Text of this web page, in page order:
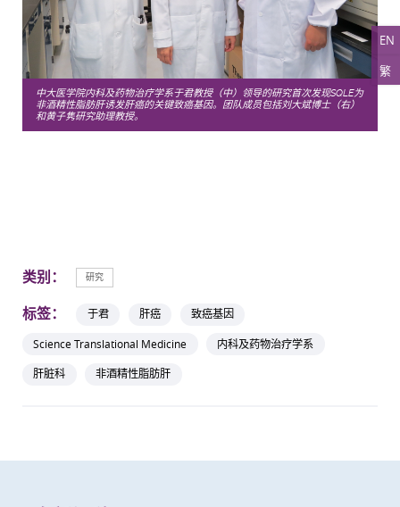
EN
繁
中大医学院内科及药物治疗学系于君教授（中）领导的研究首次发现SQLE为
非酒精性脂肪肝诱发肝癌的关键致癌基因。团队成员包括刘大斌博士（右）
和黄子隽研究助理教授。
类别： 研究
标签： 于君 肝癌
致癌基因
Science Translational Medicine
内科及药物治疗学系
肝脏科
非酒精性脂肪肝